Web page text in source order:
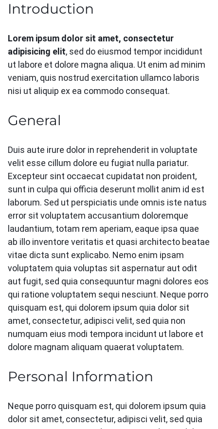
Introduction
Lorem ipsum dolor sit amet, consectetur
adipisicing elit, sed do eiusmod tempor incididunt
ut labore et dolore magna aliqua. Ut enim ad minim
veniam, quis nostrud exercitation ullamco laboris
nisi ut aliquip ex ea commodo consequat.
General
Duis aute irure dolor in reprehenderit in voluptate
velit esse cillum dolore eu fugiat nulla pariatur.
Excepteur sint occaecat cupidatat non proident,
sunt in culpa qui officia deserunt mollit anim id est
laborum. Sed ut perspiciatis unde omnis iste natus
error sit voluptatem accusantium doloremque
laudantium, totam rem aperiam, eaque ipsa quae
ab illo inventore veritatis et quasi architecto beatae
vitae dicta sunt explicabo. Nemo enim ipsam
voluptatem quia voluptas sit aspernatur aut odit
aut fugit, sed quia consequuntur magni dolores eos
qui ratione voluptatem sequi nesciunt. Neque porro
quisquam est, qui dolorem ipsum quia dolor sit
amet, consectetur, adipisci velit, sed quia non
numquam eius modi tempora incidunt ut labore et
dolore magnam aliquam quaerat voluptatem.
Personal Information
Neque porro quisquam est, qui dolorem ipsum quia
dolor sit amet, consectetur, adipisci velit, sed quia